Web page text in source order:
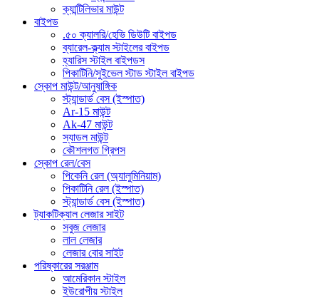
ক্যান্টিলিভার মাউন্ট
বাইপড
.৫০ ক্যালরি/হেভি ডিউটি ​​বাইপড
ব্যারেল-ক্ল্যাম স্টাইলের বাইপড
হ্যারিস স্টাইল বাইপডস
পিকাটিনি/সুইভেল স্টাড স্টাইল বাইপড
স্কোপ মাউন্ট/আনুষাঙ্গিক
স্ট্যান্ডার্ড বেস (ইস্পাত)
Ar-15 মাউন্ট
Ak-47 মাউন্ট
স্যাডল মাউন্ট
কৌশলগত গ্রিপস
স্কোপ রেল/বেস
পিকেনি রেল (অ্যালুমিনিয়াম)
পিকাটিনি রেল (ইস্পাত)
স্ট্যান্ডার্ড বেস (ইস্পাত)
ট্যাকটিক্যাল লেজার সাইট
সবুজ লেজার
লাল লেজার
লেজার বোর সাইট
পরিষ্কারের সরঞ্জাম
আমেরিকান স্টাইল
ইউরোপীয় স্টাইল